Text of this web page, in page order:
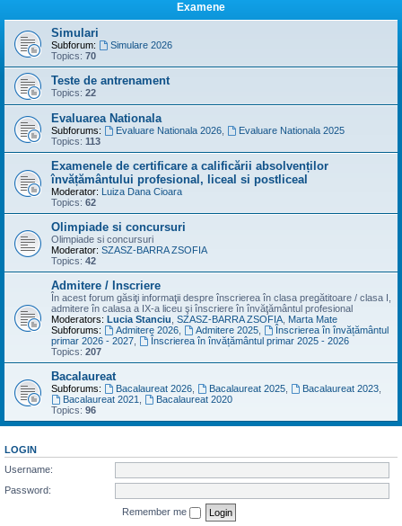
Examene
Simulari
Subforum:
Simulare 2026
Topics: 70
Teste de antrenament
Topics: 22
Evaluarea Nationala
Subforums: Evaluare Nationala 2026,
Evaluare Nationala 2025
Topics: 113
Examenele de certificare a calificării absolvenților
învățământului profesional, liceal si postliceal
Moderator: Luiza Dana Cioara
Topics: 62
Olimpiade si concursuri
Olimpiade si concursuri
Moderator: SZASZ-BARRA ZSOFIA
Topics: 42
Admitere / Inscriere
În acest forum găsiţi informaţii despre înscrierea în clasa pregătitoare / clasa I,
admitere în calasa a IX-a liceu şi înscriere în învăţământul profesional
Moderators: Lucia Stanciu SZASZ-BARRA ZSOFIA Marta Mate
Subforums:
Admitere 2026, Admitere 2025,
Înscrierea în învățământul
primar 2026 - 2027
Înscrierea în învățământul primar 2025 - 2026
Topics: 207
Bacalaureat
Subforums: Bacalaureat 2026, Bacalaureat 2025, Bacalaureat 2023,
Bacalaureat 2021
Bacalaureat 2020
Topics: 96
LOGIN
Username:
Password:
Remember me